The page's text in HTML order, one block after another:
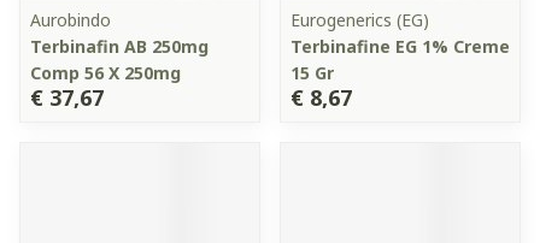
Aurobindo
Terbinafin AB 250mg
Comp 56 X 250mg
€ 37,67
Eurogenerics (EG)
Terbinafine EG 1% Creme
15 Gr
€ 8,67